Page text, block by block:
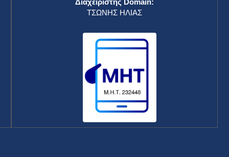
Διαχειριστής Domain:
ΤΣΩΝΗΣ ΗΛΙΑΣ